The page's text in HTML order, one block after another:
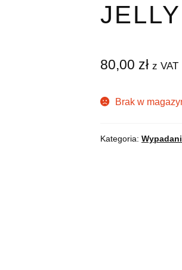
80,00 zł z VAT
Brak w
Kategoria: